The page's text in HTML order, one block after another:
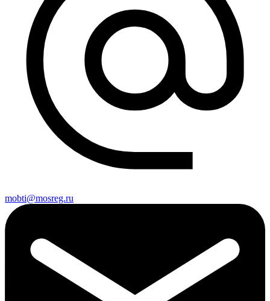
mobti@mosreg.ru